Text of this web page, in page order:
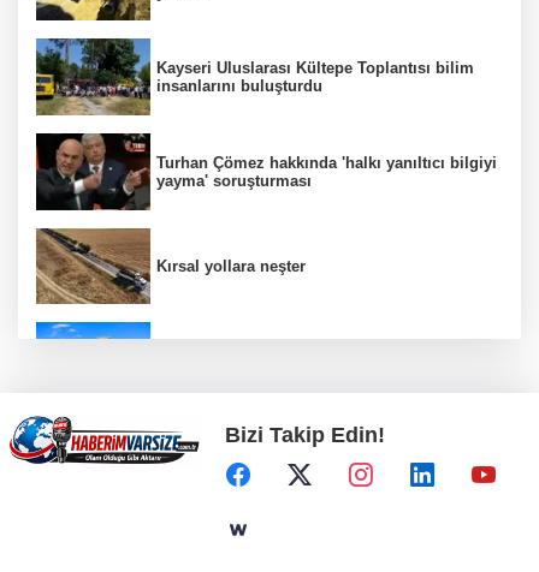
Kayseri Uluslarası Kültepe Toplantısı bilim
insanlarını buluşturdu
Turhan Çömez hakkında 'halkı yanıltıcı bilgiyi
yayma' soruşturması
Kırsal yollara neşter
Bodrum’da Ferrari’li deniz keyfi!
Kayseri Uluslararası Âşık Seyrani Kültür ve
Bizi Takip Edin!